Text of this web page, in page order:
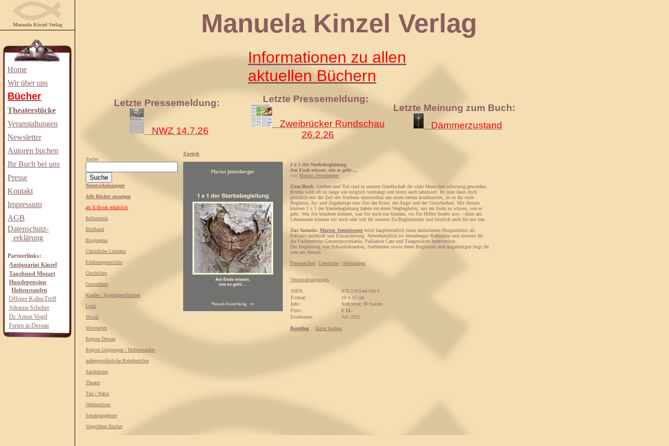
Manuela Kinzel Verlag
Home
Wir über uns
Bücher
Theaterstücke
Veranstaltungen
Newsletter
Autoren buchen
Ihr Buch bei uns
Presse
Kontakt
Impressum
AGB
Datenschutz-
erklärung
Partnerlinks:
Antiquariat Kinzel
Tanzhund Mozart
Hundepension
Hohenstaufen
Offener KulturTreff
Johanna Schober
Dr. Anton Vogel
Ferien in Dessau
Manuela Kinzel Verlag
Informationen zu allen
aktuellen Büchern
Letzte Pressemeldung:
NWZ 14.7.26
Letzte Pressemeldung:
Zweibrücker Rundschau
26.2.26
Letzte Meinung zum Buch:
Dämmerzustand
Suche:
Neuerscheinungen
Alle Bücher anzeigen
als E-Book erhältlich
Belletristik
Bildband
Biographie
Christliche Literatur
Erfahrungsberichte
Geschichte
Gesundheit
Kinder / Jugendgeschichten
Lyrik
Musik
Mundarten
Region Dessau
Region Göppingen / Hohenstaufen
außergewöhnliche Reiseberichte
Sachbücher
Theater
Tier / Natur
Weihnachten
Sonderangebote
Vergriffene Bücher
Zurück
1 x 1 der Sterbebegleitung
Am Ende wissen, wie es geht ...
von Marion Jettenberger
Zum Buch: Sterben und Tod sind in unserer Gesellschaft für viele Menschen schwierig geworden.
Beides wird oft so lange wie möglich verdrängt und meist auch tabuisiert. Ist man dann doch
plötzlich mit der Zeit des Sterbens unmittelbar um einen herum konfrontiert, ist es für viele
Begleiter, An- und Zugehörige eine Zeit der Krise, der Angst und der Unsicherheit. Mit diesem
kleinen 1 x 1 der Sterbebegleitung haben sie einen Wegbegleiter, um am Ende zu wissen, wie es
geht. Was Sie beachten können, was Sie noch tun können, wo Sie Hilfen finden usw. - denn am
Lebensende können wir noch sehr viel für unseren Zu-Begleitenden und letztlich auch für uns tun.
Zur Autorin: Marion Jettenberger leitet hauptberuflich einen ambulanten Hospizdienst als
Palliativ-fachkraft und Einsatzleitung. Nebenberuflich ist Jettenberger Referentin und Autorin für
die Fachbereiche Gerontopsychiatrie, Palliative Care und Tiergestützte Intervention.
Die Begleitung von Schwerstkranken, Sterbenden sowie deren Begleitern und Angehörigen liegt ihr
sehr am Herzen.
Presseartikel | Leseprobe | Meinungen
Veranstaltungstipps
ISBN:
978-3-95544-166-1
Format:
10 x 15 cm
Info:
Softcover; 80 Seiten
Preis:
€ 11.-
Erschienen:
Juli 2022
Bestellen Autor buchen